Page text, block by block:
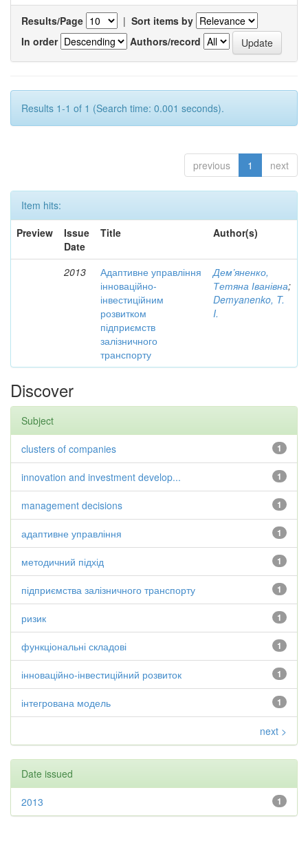
Results/Page | Sort items by
In order
Authors/record
Results 1-1 of 1 (Search time: 0.001 seconds).
previous 1 next
Item hits:
Preview
Issue
Date
Title Author(s)
2013
Адаптивне управління
інноваційно-
інвестиційним
розвитком
підприємств
залізничного
транспорту
Дем’яненко,
Тетяна Іванівна;
Demyanenko, T.
I.
Discover
Subject
1
clusters of companies
1
innovation and investment develop...
1
management decisions
1
адаптивне управління
1
методичний підхід
1
підприємства залізничного транспорту
1
ризик
1
функціональні складові
1
інноваційно-інвестиційний розвиток
1
інтегрована модель
next >
Date issued
1
2013